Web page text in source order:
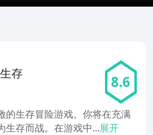
存 8.6
的生存冒险游戏。你将在充满
生存而战。在游戏中...展开